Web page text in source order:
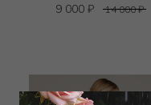
9 000 ₽ 14 000₽